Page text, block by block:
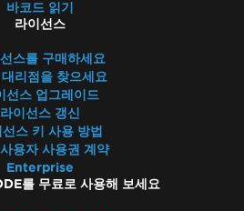
바코드 읽기
라이선스
스를 구매하세요
리점을 찾으세요
선스 업그레이드
라이선스 갱신
선스 키 사용 방법
용자 사용권 계약
Enterprise
를 무료로 사용해 보세요